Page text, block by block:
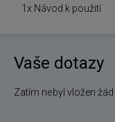
1x Návod k použití
Vaše dotazy
Zatím nebyl vložen